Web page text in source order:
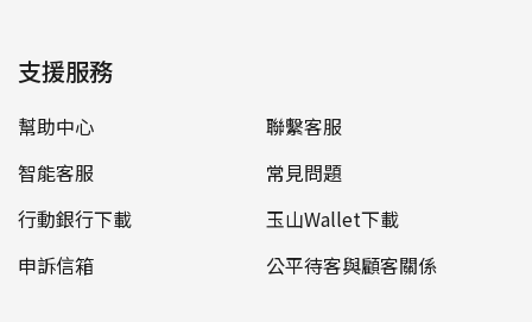
支援服務
幫助中心
聯繫客服
智能客服
常見問題
行動銀行下載
玉山Wallet下載
申訴信箱
公平待客與顧客關係